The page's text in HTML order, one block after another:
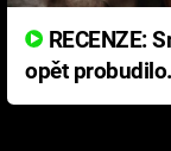
opět
přichází s